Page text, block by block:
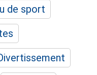
de sport